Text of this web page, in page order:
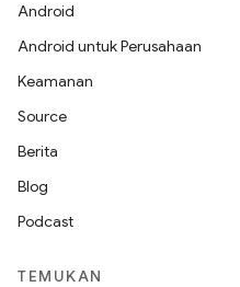
Android
Android untuk Perusahaan
Keamanan
Source
Berita
Blog
Podcast
TEMUKAN